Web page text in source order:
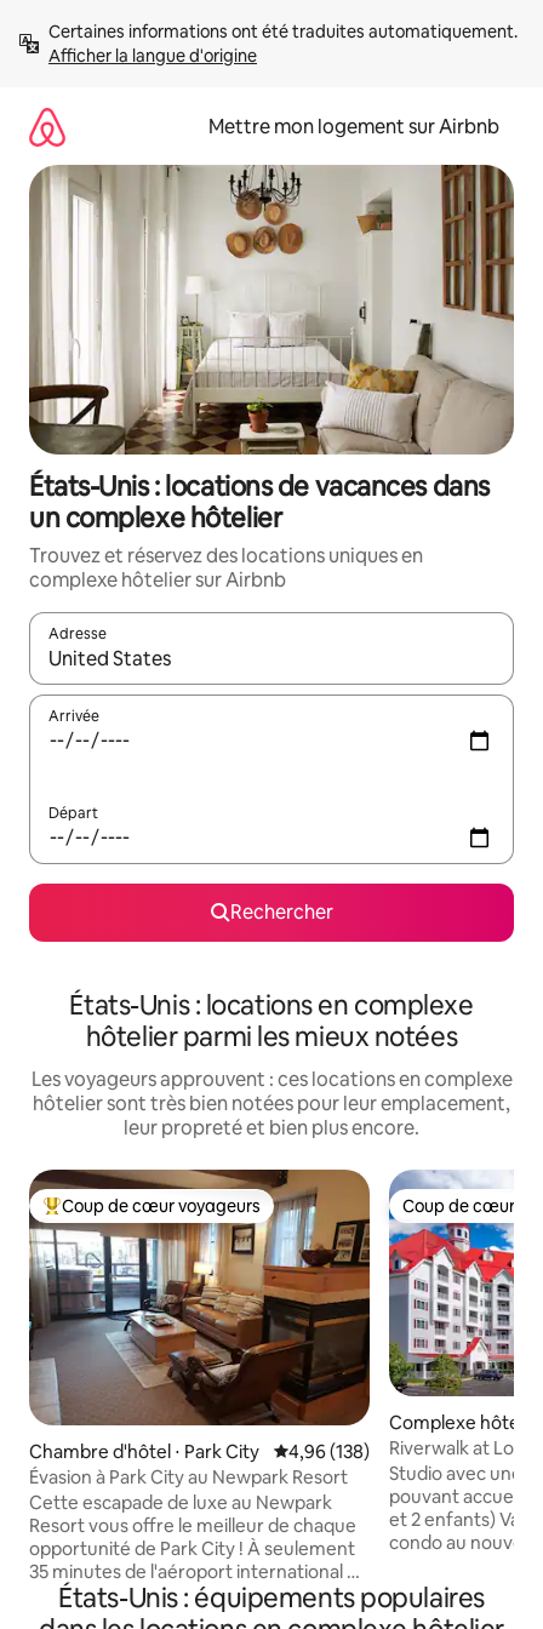
directement
Afficher la langue d'origine
Mettre mon logement sur Airbnb
États-Unis : locations de vacances dans
un complexe hôtelier
Trouvez et réservez des locations uniques en
complexe hôtelier sur Airbnb
Adresse
Lorsque les résultats s'affichent, utilisez les flèches vers le
Arrivée
Départ
Rechercher
États-Unis : locations en complexe
hôtelier parmi les mieux notées
Les voyageurs approuvent : ces locations en complexe
hôtelier sont très bien notées pour leur emplacement,
leur propreté et bien plus encore.
Coups de cœur voyageurs les plus appréciés
Coup de cœur voyageurs
Chambre d'hôtel ⋅ Park City Évaluation moyenne sur la
4,96 (138)
Évasion à Park City au Newpark Resort
Cette escapade de luxe au Newpark
Resort vous offre le meilleur de chaque
opportunité de Park City ! À seulement
35 minutes de l'aéroport international de
SLC, évadez-vous dans cette suite de
deux chambres avec cuisine complète
Coup de cœur
Coup de cœur
Complexe
Riverwalk at Loon
complète - 4
Studio avec une
pouvant accueillir
et 2 enfants)
condo au
couchers de
avec 2 piscines
États-Unis : équipements populaires